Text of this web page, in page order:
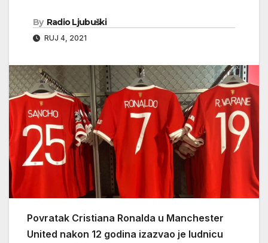
By Radio Ljubuški
RUJ 4, 2021
Povratak Cristiana Ronalda u Manchester
United nakon 12 godina izazvao je ludnicu